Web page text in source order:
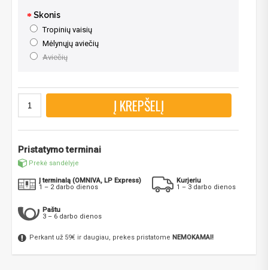
Skonis
Tropinių vaisių
Mėlynųjų aviečių
Aviečių
Į KREPŠELĮ
Pristatymo terminai
Prekė sandėlyje
Į terminalą (OMNIVA, LP Express)
1 – 2 darbo dienos
Kurjeriu
1 – 3 darbo dienos
Paštu
3 – 6 darbo dienos
Perkant už 59€ ir daugiau, prekes pristatome NEMOKAMAI!